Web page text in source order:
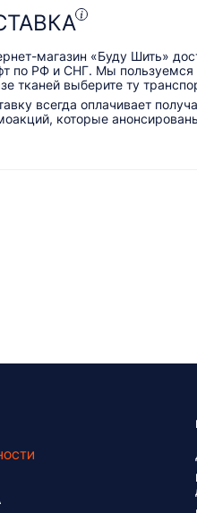
магазин «Буду Шить»
по РФ и СНГ. Мы
тканей выберите ту
всегда оплачивает
которые